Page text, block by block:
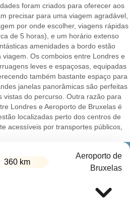
foram criados para oferecer aos
precisar para uma viagem agradável,
por onde escolher, viagens rápidas
de 5 horas), e um horário extenso
amenidades a bordo estão
Os comboios entre Londres e
leves e espaçosas, equipadas
também bastante espaço para
janelas panorâmicas são perfeitas
vistas do percurso. Outra razão para
Londres e Aeroporto de Bruxelas é
localizadas perto dos centros de
acessíveis por transportes públicos,
360 km
Aeroporto de
Bruxelas